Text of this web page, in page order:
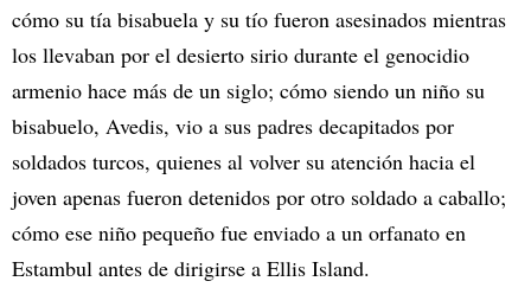
cómo su tía bisabuela y su tío fueron asesinados mientras
los llevaban por el desierto sirio durante el genocidio
armenio hace más de un siglo; cómo siendo un niño su
bisabuelo, Avedis, vio a sus padres decapitados por
soldados turcos, quienes al volver su atención hacia el
joven apenas fueron detenidos por otro soldado a caballo;
cómo ese niño pequeño fue enviado a un orfanato en
Estambul antes de dirigirse a Ellis Island.